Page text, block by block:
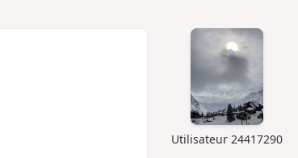
Utilisateur 24417290